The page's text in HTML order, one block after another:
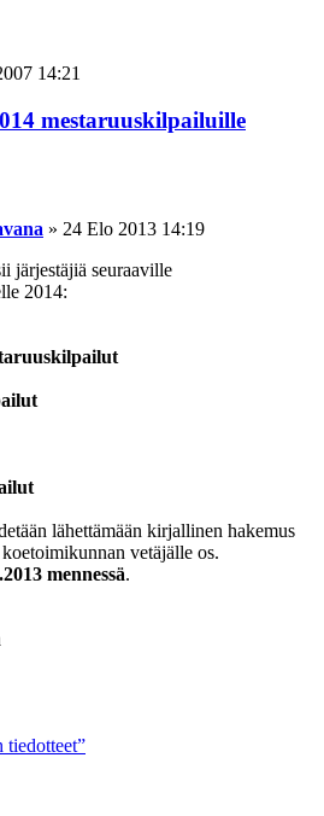
14:21
mestaruuskilpailuille
» 24 Elo 2013 14:19
järjestäjiä seuraaville
2014:
lähettämään kirjallinen hakemus
vetäjälle os.
mennessä.
tiedotteet”